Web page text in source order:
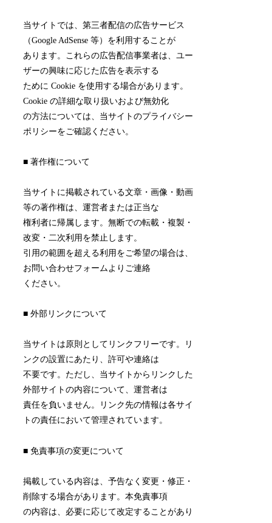
当サイトでは、第三者配信の広告サービス
（Google AdSense 等）を利用することが
あります。これらの広告配信事業者は、ユー
ザーの興味に応じた広告を表示する
ために Cookie を使用する場合があります。
Cookie の詳細な取り扱いおよび無効化
の方法については、当サイトのプライバシー
ポリシーをご確認ください。
■ 著作権について
当サイトに掲載されている文章・画像・動画
等の著作権は、運営者または正当な
権利者に帰属します。無断での転載・複製・
改変・二次利用を禁止します。
引用の範囲を超える利用をご希望の場合は、
お問い合わせフォームよりご連絡
ください。
■ 外部リンクについて
当サイトは原則としてリンクフリーです。リ
ンクの設置にあたり、許可や連絡は
不要です。ただし、当サイトからリンクした
外部サイトの内容について、運営者は
責任を負いません。リンク先の情報は各サイ
トの責任において管理されています。
■ 免責事項の変更について
掲載している内容は、予告なく変更・修正・
削除する場合があります。本免責事項
の内容は、必要に応じて改定することがあり